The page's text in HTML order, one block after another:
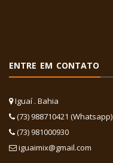
ENTRE EM CONTATO
Iguaí . Bahia
(73) 988710421 (Whatsapp)
(73) 981000930
iguaimix@gmail.com